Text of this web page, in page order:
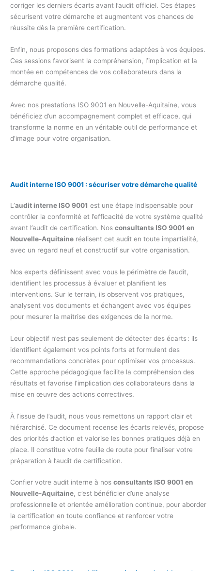
corriger les derniers écarts avant l’audit officiel. Ces étapes
sécurisent votre démarche et augmentent vos chances de
réussite dès la première certification.
Enfin, nous proposons des formations adaptées à vos équipes.
Ces sessions favorisent la compréhension, l’implication et la
montée en compétences de vos collaborateurs dans la
démarche qualité.
Avec nos prestations ISO 9001 en Nouvelle-Aquitaine, vous
bénéficiez d’un accompagnement complet et efficace, qui
transforme la norme en un véritable outil de performance et
d’image pour votre organisation.
Audit interne ISO 9001 : sécuriser votre démarche qualité
L’audit interne ISO 9001 est une étape indispensable pour
contrôler la conformité et l’efficacité de votre système qualité
avant l’audit de certification. Nosconsultants ISO 9001 en
Nouvelle-Aquitaine réalisent cet audit en toute impartialité,
avec un regard neuf et constructif sur votre organisation.
Nos experts définissent avec vous le périmètre de l’audit,
identifient les processus à évaluer et planifient les
interventions. Sur le terrain, ils observent vos pratiques,
analysent vos documents et échangent avec vos équipes
pour mesurer la maîtrise des exigences de la norme.
Leur objectif n’est pas seulement de détecter des écarts : ils
identifient également vos points forts et formulent des
recommandations concrètes pour optimiser vos processus.
Cette approche pédagogique facilite la compréhension des
résultats et favorise l’implication des collaborateurs dans la
mise en œuvre des actions correctives.
À l’issue de l’audit, nous vous remettons un rapport clair et
hiérarchisé. Ce document recense les écarts relevés, propose
des priorités d’action et valorise les bonnes pratiques déjà en
place. Il constitue votre feuille de route pour finaliser votre
préparation à l’audit de certification.
Confier votre audit interne à nosconsultants ISO 9001 en
Nouvelle-Aquitaine, c’est bénéficier d’une analyse
professionnelle et orientée amélioration continue, pour aborder
la certification en toute confiance et renforcer votre
performance globale.